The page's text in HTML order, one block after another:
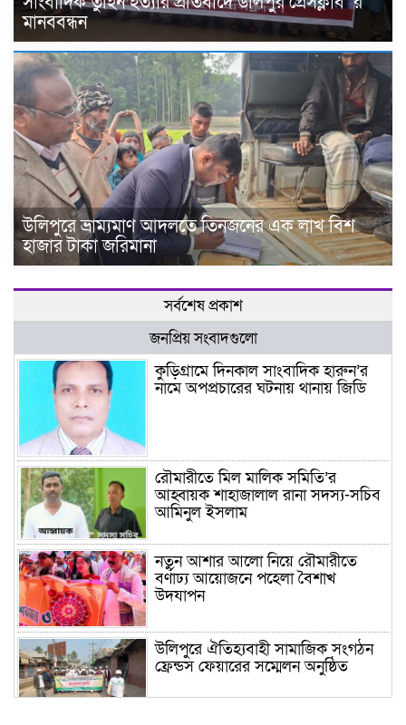
মানববন্ধন
উলিপুরে ভ্রাম্যমাণ আদলতে তিনজনের এক লাখ বিশ
হাজার টাকা জরিমানা
সর্বশেষ প্রকাশ
জনপ্রিয় সংবাদগুলো
কুড়িগ্রামে দিনকাল সাংবাদিক হারুন’র
নামে অপপ্রচারের ঘটনায় থানায় জিডি
রৌমারীতে মিল মালিক সমিতি’র
আহ্বায়ক শাহাজালাল রানা সদস্য-সচিব
আমিনুল ইসলাম
নতুন আশার আলো নিয়ে রৌমারীতে
বর্ণাঢ্য আয়োজনে পহেলা বৈশাখ
উদযাপন
উলিপুরে ঐতিহ্যবাহী সামাজিক সংগঠন
ফ্রেন্ডস ফেয়ারের সম্মেলন অনুষ্ঠিত